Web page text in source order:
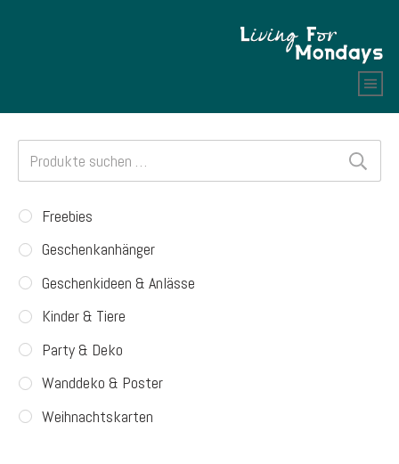
Suchen
nach:
Freebies
Geschenkanhänger
Geschenkideen & Anlässe
Kinder & Tiere
Party & Deko
Wanddeko & Poster
Weihnachtskarten